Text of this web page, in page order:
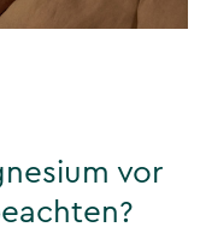
vor